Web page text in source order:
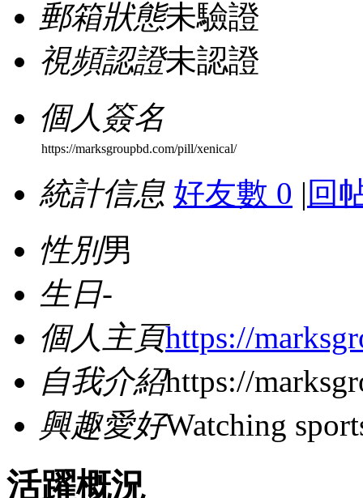
郵箱狀態未驗證
視頻認證未認證
個人簽名
https://marksgroupbd.com/pill/xenical/
統計信息 好友數 0 | 回
性別男
生日-
個人主頁https://
自我介紹https://
興趣愛好Watching
活躍概況